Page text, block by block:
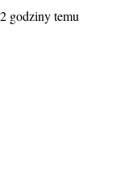
2 godziny temu